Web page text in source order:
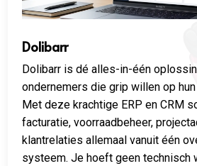
Dolibarr
Dolibarr is dé alles-in-één
ondernemers die grip willen op
Met deze krachtige ERP en CRM
facturatie, voorraadbeheer,
klantrelaties allemaal vanuit één
systeem. Je hoeft geen technisch